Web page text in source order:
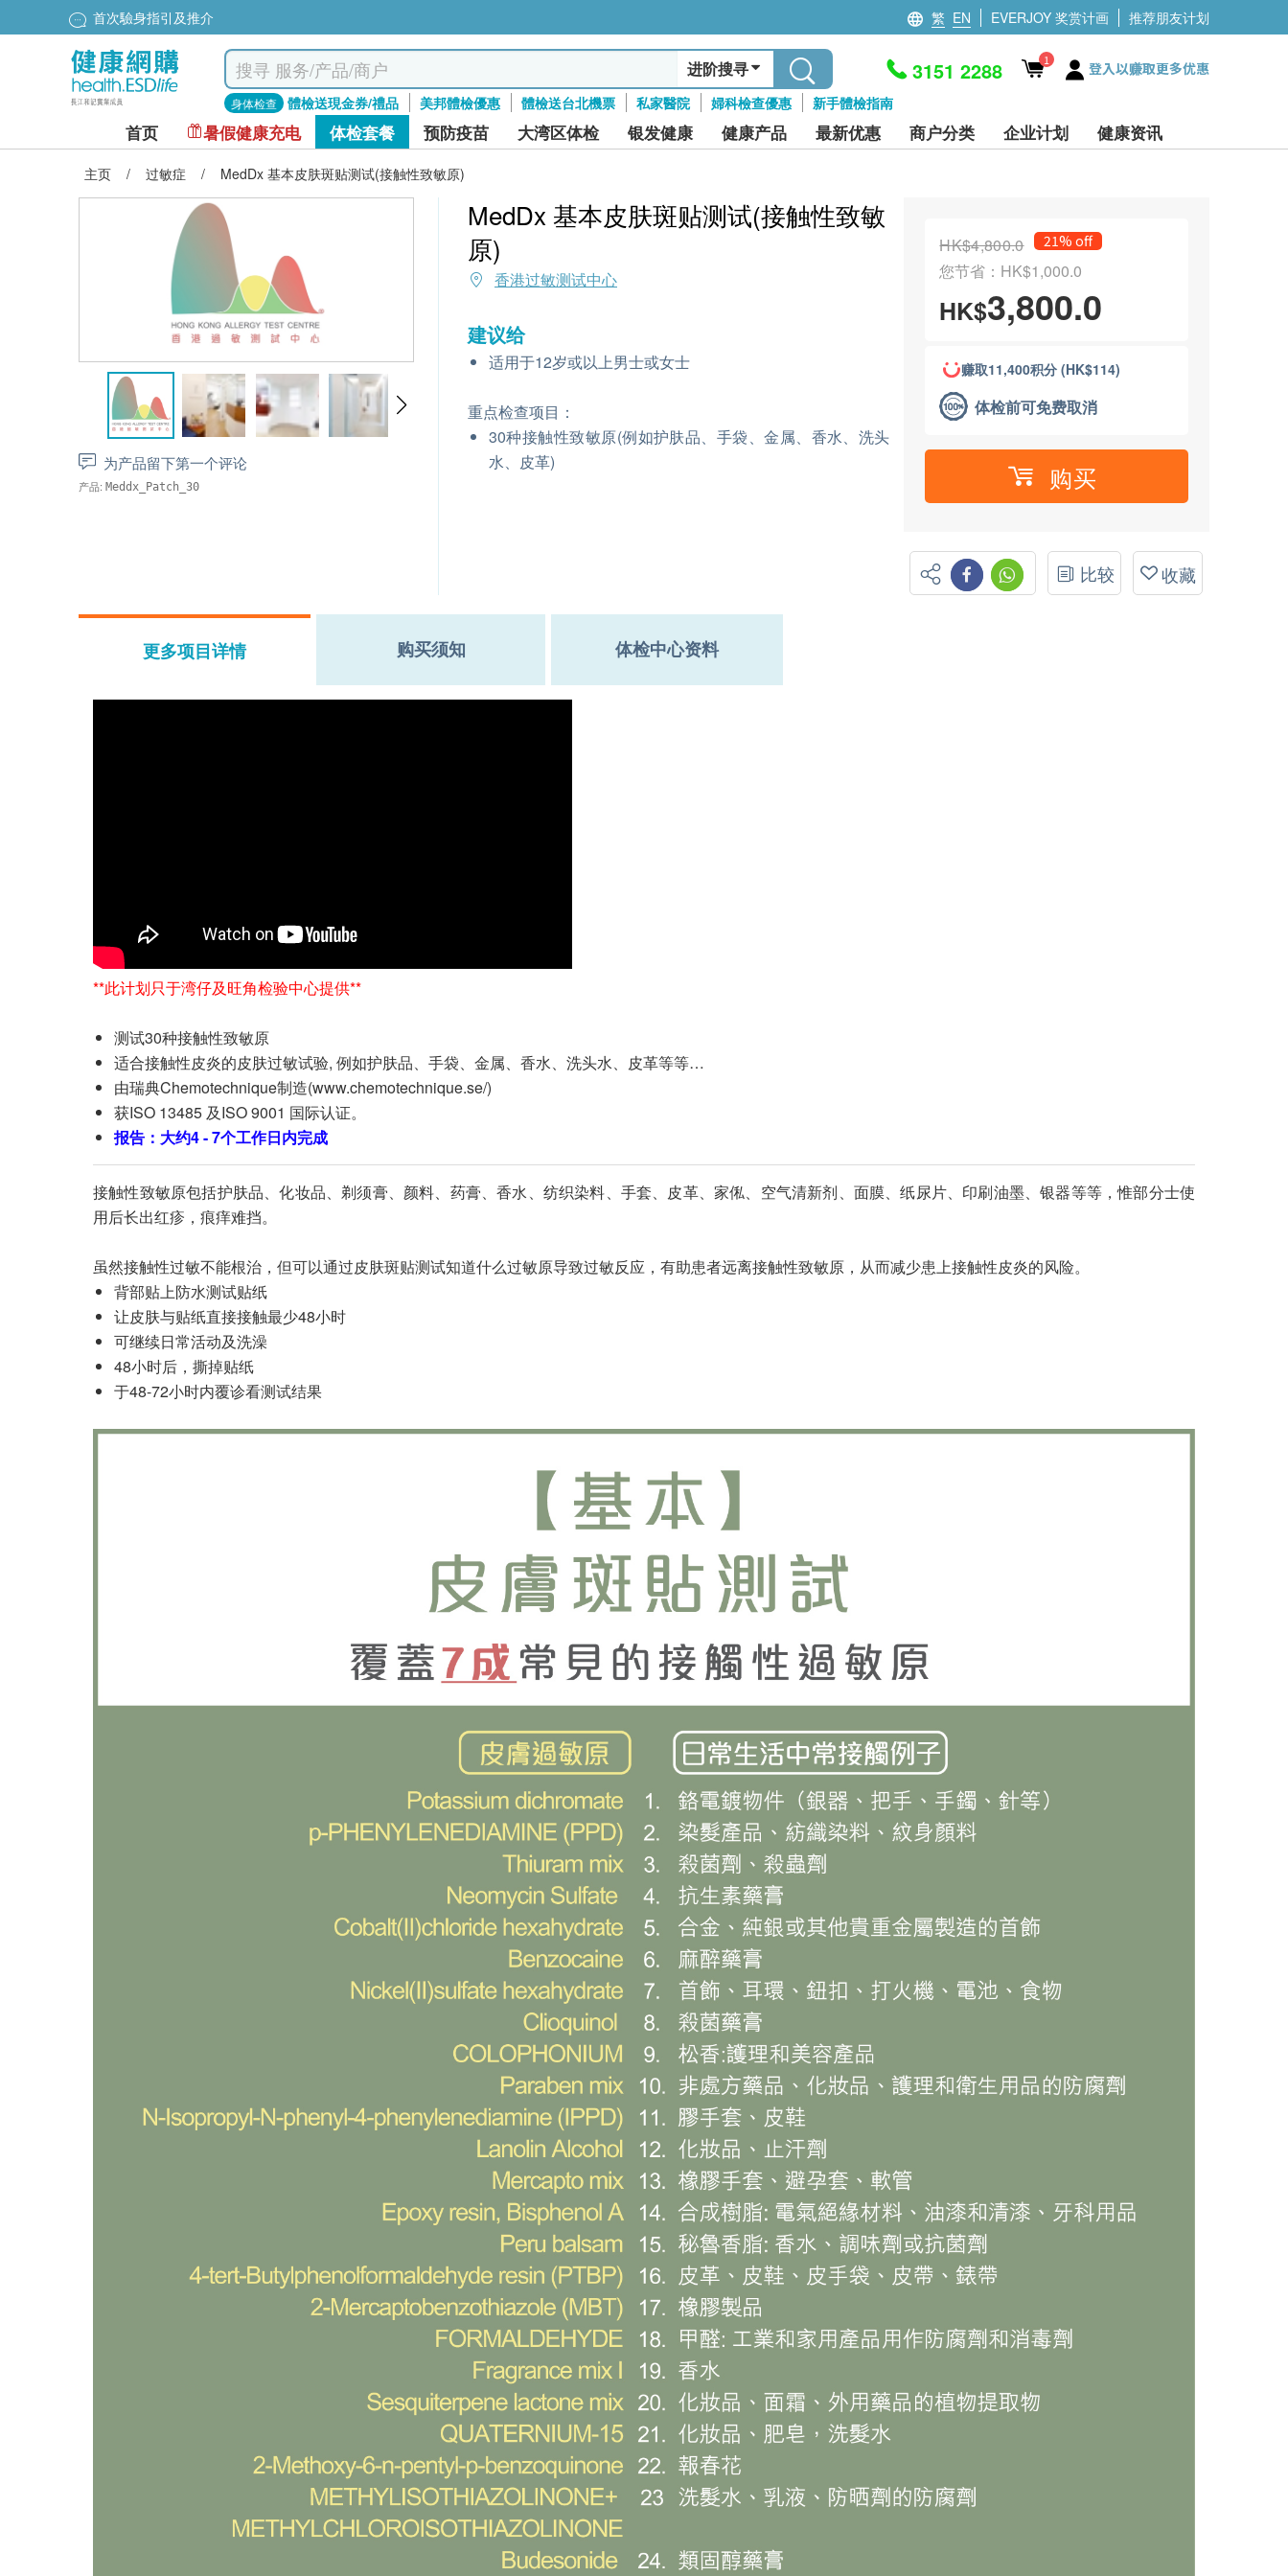
首次驗身指引及推介 繁 EN EVERJOY 奖赏计画 推荐朋友计划
进阶搜寻
身体检查 體檢送現金券/禮品 美邦體檢優惠 體檢送台北機票 私家醫院 婦科檢查優惠 新手體檢指南
3151 2288 1 登入以赚取更多优惠
首页 暑假健康充电 体检套餐 预防疫苗 大湾区体检 银发健康 健康产品 最新优惠 商户分类 企业计划 健康资讯
主页 / 过敏症 / MedDx 基本皮肤斑贴测试(接触性致敏原)
为产品留下第一个评论
产品: Meddx_Patch_30
MedDx 基本皮肤斑贴测试(接触性致敏
原)
香港过敏测试中心
建议给
适用于12岁或以上男士或女士
重点检查项目：
30种接触性致敏原(例如护肤品、手袋、金属、香水、洗头
水、皮革)
HK$4,800.0 21% off
您节省：HK$1,000.0
HK$3,800.0
赚取11,400积分 (HK$114)
体检前可免费取消
购买
比较 收藏
更多项目详情 购买须知 体检中心资料
**此计划只于湾仔及旺角检验中心提供**
测试30种接触性致敏原
适合接触性皮炎的皮肤过敏试验, 例如护肤品、手袋、金属、香水、洗头水、皮革等等…
由瑞典Chemotechnique制造(www.chemotechnique.se/)
获ISO 13485 及ISO 9001 国际认证。
报告：大约4 - 7个工作日内完成
接触性致敏原包括护肤品、化妆品、剃须膏、颜料、药膏、香水、纺织染料、手套、皮革、家俬、空气清新剂、面膜、纸尿片、印刷油墨、银器等等，惟部分士使
用后长出红疹，痕痒难挡。
虽然接触性过敏不能根治，但可以通过皮肤斑贴测试知道什么过敏原导致过敏反应，有助患者远离接触性致敏原，从而减少患上接触性皮炎的风险。
背部贴上防水测试贴纸
让皮肤与贴纸直接接触最少48小时
可继续日常活动及洗澡
48小时后，撕掉贴纸
于48-72小时内覆诊看测试结果